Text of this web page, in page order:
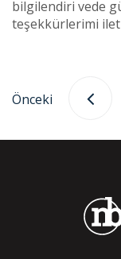
bilgilendiri vede
teşekkürlerimi
Önceki